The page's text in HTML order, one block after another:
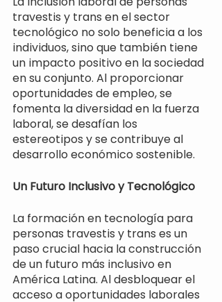
travestis y trans en el sector
tecnológico no solo beneficia a los
individuos, sino que también tiene
un impacto positivo en la sociedad
en su conjunto. Al proporcionar
oportunidades de empleo, se
fomenta la diversidad en la fuerza
laboral, se desafían los
estereotipos y se contribuye al
desarrollo económico sostenible.
Un Futuro Inclusivo y Tecnológico
La formación en tecnología para
personas travestis y trans es un
paso crucial hacia la construcción
de un futuro más inclusivo en
América Latina. Al desbloquear el
acceso a oportunidades laborales